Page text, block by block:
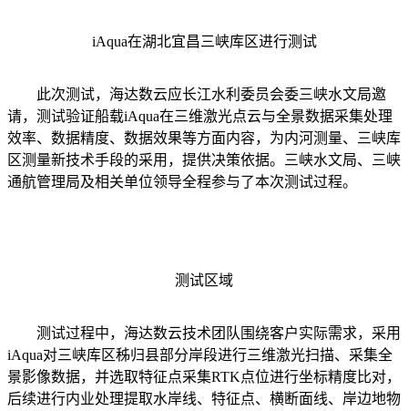
iAqua在湖北宜昌三峡库区进行测试
此次测试，海达数云应长江水利委员会委三峡水文局邀
请，测试验证船载iAqua在三维激光点云与全景数据采集处理
效率、数据精度、数据效果等方面内容，为内河测量、三峡库
区测量新技术手段的采用，提供决策依据。三峡水文局、三峡
通航管理局及相关单位领导全程参与了本次测试过程。
测试区域
测试过程中，海达数云技术团队围绕客户实际需求，采用
iAqua对三峡库区秭归县部分岸段进行三维激光扫描、采集全
景影像数据，并选取特征点采集RTK点位进行坐标精度比对，
后续进行内业处理提取水岸线、特征点、横断面线、岸边地物